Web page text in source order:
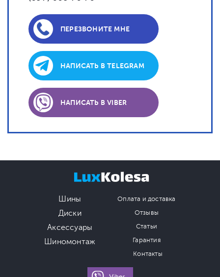
ПЕРЕЗВОНИТЕ МНЕ
НАПИСАТЬ В TELEGRAM
НАПИСАТЬ В VIBER
Шины
Диски
Аксессуары
Шиномонтаж
Оплата и доставка
Отзывы
Статьи
Гарантия
Контакты